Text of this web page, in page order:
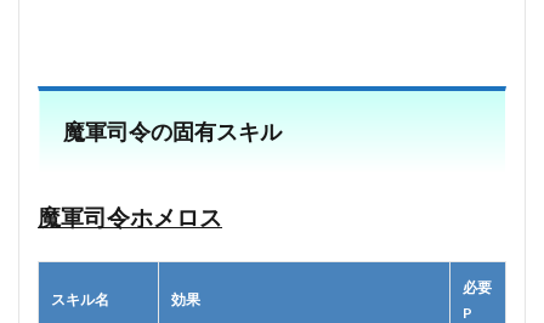
魔軍司令の固有スキル
魔軍司令ホメロス
スキル名 効果
必要
P